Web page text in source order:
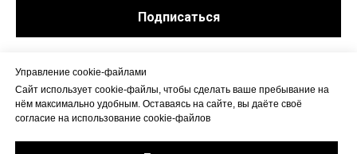
Управление cookie-файлами
Сайт использует cookie-файлы, чтобы сделать ваше пребывание на
нём максимально удобным. Оставаясь на сайте, вы даёте своё
согласие на использование cookie-файлов
Подписаться
Нажимая на кнопку "Подписаться", вы даете согласие на обработку
персональных данных и соглашаетесь c
персональных данных .